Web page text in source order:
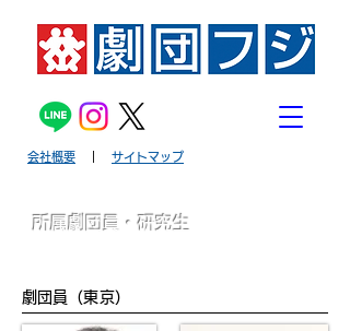
会社概要 サイトマップ
所属劇団員・研究生
​劇団員（東京）